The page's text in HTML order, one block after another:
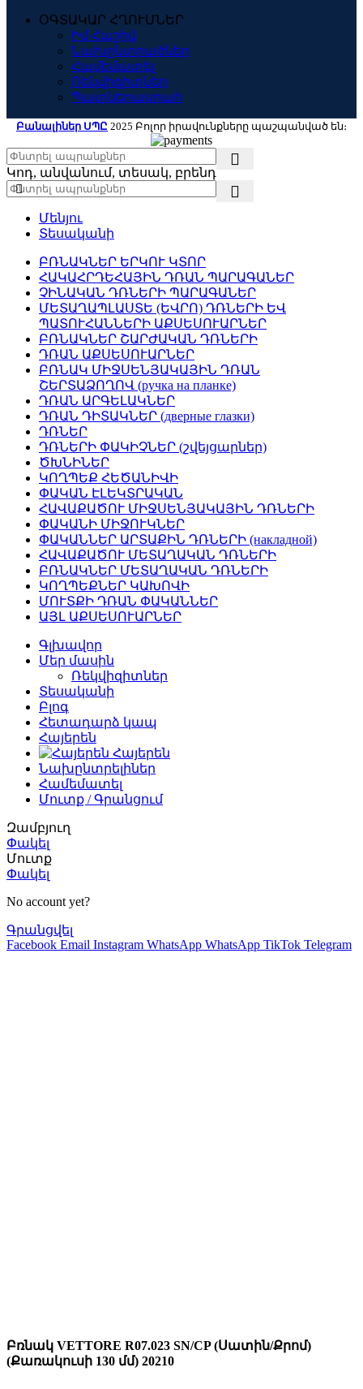
ՕԳՏԱԿԱՐ ՀՂՈՒՄՆԵՐ
Իմ Հաշիվ
Նախընտրածներ
Համեմատել
Ռեկվիզիտներ
Պատկերասրահ
Բանալիներ ՍՊԸ 2025 Բոլոր իրավունքները պաշպանված են։
Կոդ, անվանում, տեսակ, բրենդ
Մենյու
Տեսականի
ԲՌՆԱԿՆԵՐ ԵՐԿՈՒ ԿՏՈՐ
ՀԱԿԱՀՐԴԵՀԱՅԻՆ ԴՌԱՆ ՊԱՐԱԳԱՆԵՐ
ՉԻՆԱԿԱՆ ԴՌՆԵՐԻ ՊԱՐԱԳԱՆԵՐ
ՄԵՏԱՂԱՊԼԱՍՏԵ (ԵՎՐՈ) ԴՌՆԵՐԻ ԵՎ
ՊԱՏՈՒՀԱՆՆԵՐԻ ԱՔՍԵՍՈՒԱՐՆԵՐ
ԲՌՆԱԿՆԵՐ ՇԱՐԺԱԿԱՆ ԴՌՆԵՐԻ
ԴՌԱՆ ԱՔՍԵՍՈՒԱՐՆԵՐ
ԲՌՆԱԿ ՄԻՋՍԵՆՅԱԿԱՅԻՆ ԴՌԱՆ
ՇԵՐՏԱՁՈՂՈՎ (ручка на планке)
ԴՌԱՆ ԱՐԳԵԼԱԿՆԵՐ
ԴՌԱՆ ԴԻՏԱԿՆԵՐ (дверные глазки)
ԴՌՆԵՐ
ԴՌՆԵՐԻ ՓԱԿԻՉՆԵՐ (շվեյցարներ)
ԾԽՆԻՆԵՐ
ԿՈՂՊԵՔ ՀԵԾԱՆԻՎԻ
ՓԱԿԱՆ ԷԼԵԿՏՐԱԿԱՆ
ՀԱՎԱՔԱԾՈՒ ՄԻՋՍԵՆՅԱԿԱՅԻՆ ԴՌՆԵՐԻ
ՓԱԿԱՆԻ ՄԻՋՈՒԿՆԵՐ
ՓԱԿԱՆՆԵՐ ԱՐՏԱՔԻՆ ԴՌՆԵՐԻ (накладной)
ՀԱՎԱՔԱԾՈՒ ՄԵՏԱՂԱԿԱՆ ԴՌՆԵՐԻ
ԲՌՆԱԿՆԵՐ ՄԵՏԱՂԱԿԱՆ ԴՌՆԵՐԻ
ԿՈՂՊԵՔՆԵՐ ԿԱԽՈՎԻ
ՄՈՒՏՔԻ ԴՌԱՆ ՓԱԿԱՆՆԵՐ
ԱՅԼ ԱՔՍԵՍՈՒԱՐՆԵՐ
Գլխավոր
Մեր մասին
Ռեկվիզիտներ
Տեսականի
Բլոգ
Հետադարձ կապ
Հայերեն
Հայերեն
Նախընտրելիներ
Համեմատել
Մուտք / Գրանցում
Զամբյուղ
Փակել
Մուտք
Փակել
No account yet?
Գրանցվել
Facebook Email Instagram WhatsApp WhatsApp TikTok Telegram
Բռնակ VЕTTORE R07.023 SN/CP (Սատին/Քրոմ)
(Քառակուսի 130 մմ) 20210